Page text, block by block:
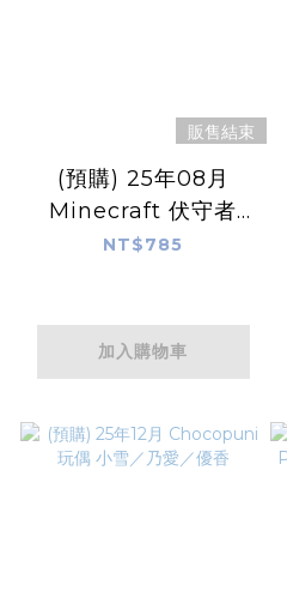
販售結束
(預購) 25年08月
Minecraft 伏守者
Warden 4.1吋 不可動
NT$785
加入購物車